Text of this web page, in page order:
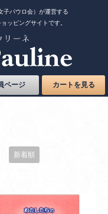
子パウロ会）が運営する
ッピングサイトです。
ページ カートを見る
新着順